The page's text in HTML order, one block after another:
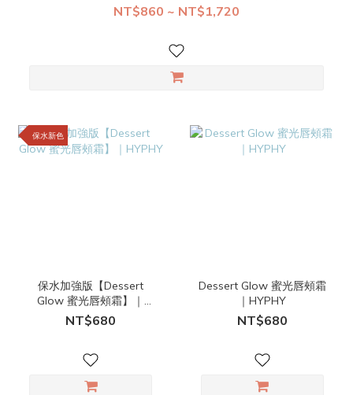
NT$860 ~ NT$1,720
保水新色
保水加強版【Dessert
Glow 蜜光唇頰霜】｜
HYPHY
NT$680
Dessert Glow 蜜光唇頰霜
｜HYPHY
NT$680